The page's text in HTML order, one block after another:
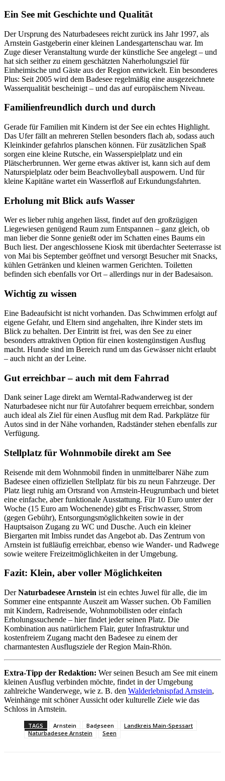
Ein See mit Geschichte und Qualität
Der Ursprung des Naturbadesees reicht zurück ins Jahr 1997, als
Arnstein Gastgeberin einer kleinen Landesgartenschau war. Im
Zuge dieser Veranstaltung wurde der künstliche See angelegt – und
hat sich seither zu einem geschätzten Naherholungsziel für
Einheimische und Gäste aus der Region entwickelt. Ein besonderes
Plus: Seit 2005 wird dem Badesee regelmäßig eine ausgezeichnete
Wasserqualität bescheinigt – und das auf europäischem Niveau.
Familienfreundlich durch und durch
Gerade für Familien mit Kindern ist der See ein echtes Highlight.
Das Ufer fällt an mehreren Stellen besonders flach ab, sodass auch
Kleinkinder gefahrlos planschen können. Für zusätzlichen Spaß
sorgen eine kleine Rutsche, ein Wasserspielplatz und ein
Plätscherbrunnen. Wer gerne etwas aktiver ist, kann sich auf dem
Naturspielplatz oder beim Beachvolleyball auspowern. Und für
kleine Kapitäne wartet ein Wasserfloß auf Erkundungsfahrten.
Erholung mit Blick aufs Wasser
Wer es lieber ruhig angehen lässt, findet auf den großzügigen
Liegewiesen genügend Raum zum Entspannen – ganz gleich, ob
man lieber die Sonne genießt oder im Schatten eines Baums ein
Buch liest. Der angeschlossene Kiosk mit überdachter Seeterrasse ist
von Mai bis September geöffnet und versorgt Besucher mit Snacks,
kühlen Getränken und kleinen warmen Gerichten. Toiletten
befinden sich ebenfalls vor Ort – allerdings nur in der Badesaison.
Wichtig zu wissen
Eine Badeaufsicht ist nicht vorhanden. Das Schwimmen erfolgt auf
eigene Gefahr, und Eltern sind angehalten, ihre Kinder stets im
Blick zu behalten. Der Eintritt ist frei, was den See zu einer
besonders attraktiven Option für einen kostengünstigen Ausflug
macht. Hunde sind im Bereich rund um das Gewässer nicht erlaubt
– auch nicht an der Leine.
Gut erreichbar – auch mit dem Fahrrad
Dank seiner Lage direkt am Werntal-Radwanderweg ist der
Naturbadesee nicht nur für Autofahrer bequem erreichbar, sondern
auch ideal als Ziel für einen Ausflug mit dem Rad. Parkplätze für
Autos sind in der Nähe vorhanden, Radständer stehen ebenfalls zur
Verfügung.
Stellplatz für Wohnmobile direkt am See
Reisende mit dem Wohnmobil finden in unmittelbarer Nähe zum
Badesee einen offiziellen Stellplatz für bis zu neun Fahrzeuge. Der
Platz liegt ruhig am Ortsrand von Arnstein-Heugrumbach und bietet
eine einfache, aber funktionale Ausstattung. Für 10 Euro unter der
Woche (15 Euro am Wochenende) gibt es Frischwasser, Strom
(gegen Gebühr), Entsorgungsmöglichkeiten sowie in der
Hauptsaison Zugang zu WC und Dusche. Auch ein kleiner
Biergarten mit Imbiss rundet das Angebot ab. Das Zentrum von
Arnstein ist fußläufig erreichbar, ebenso wie Wander- und Radwege
sowie weitere Freizeitmöglichkeiten in der Umgebung.
Fazit: Klein, aber voller Möglichkeiten
DerNaturbadesee Arnstein ist ein echtes Juwel für alle, die im
Sommer eine entspannte Auszeit am Wasser suchen. Ob Familien
mit Kindern, Radreisende, Wohnmobilisten oder einfach
Erholungssuchende – hier findet jeder seinen Platz. Die
Kombination aus natürlichem Flair, guter Infrastruktur und
kostenfreiem Zugang macht den Badesee zu einem der
charmantesten Ausflugsziele der Region Main-Rhön.
Extra-Tipp der Redaktion: Wer seinen Besuch am See mit einem
kleinen Ausflug verbinden möchte, findet in der Umgebung
zahlreiche Wanderwege, wie z. B. den Walderlebnispfad Arnstein,
Weinhänge mit schöner Aussicht oder kulturelle Ziele wie das
Schloss in Arnstein.
TAGS Arnstein Badeseen
Landkreis Main-Spessart
Naturbadesee Arnstein
Seen